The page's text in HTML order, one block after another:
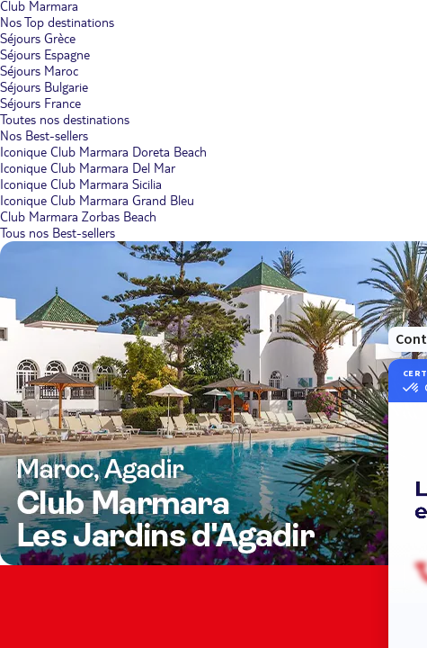
Club Marmara
Nos Top destinations
Séjours Grèce
Séjours Espagne
Séjours Maroc
Séjours Bulgarie
Séjours France
Toutes nos destinations
Nos Best-sellers
Iconique Club Marmara Doreta Beach
Iconique Club Marmara Del Mar
Iconique Club Marmara Sicilia
Iconique Club Marmara Grand Bleu
Club Marmara Zorbas Beach
Tous nos Best-sellers